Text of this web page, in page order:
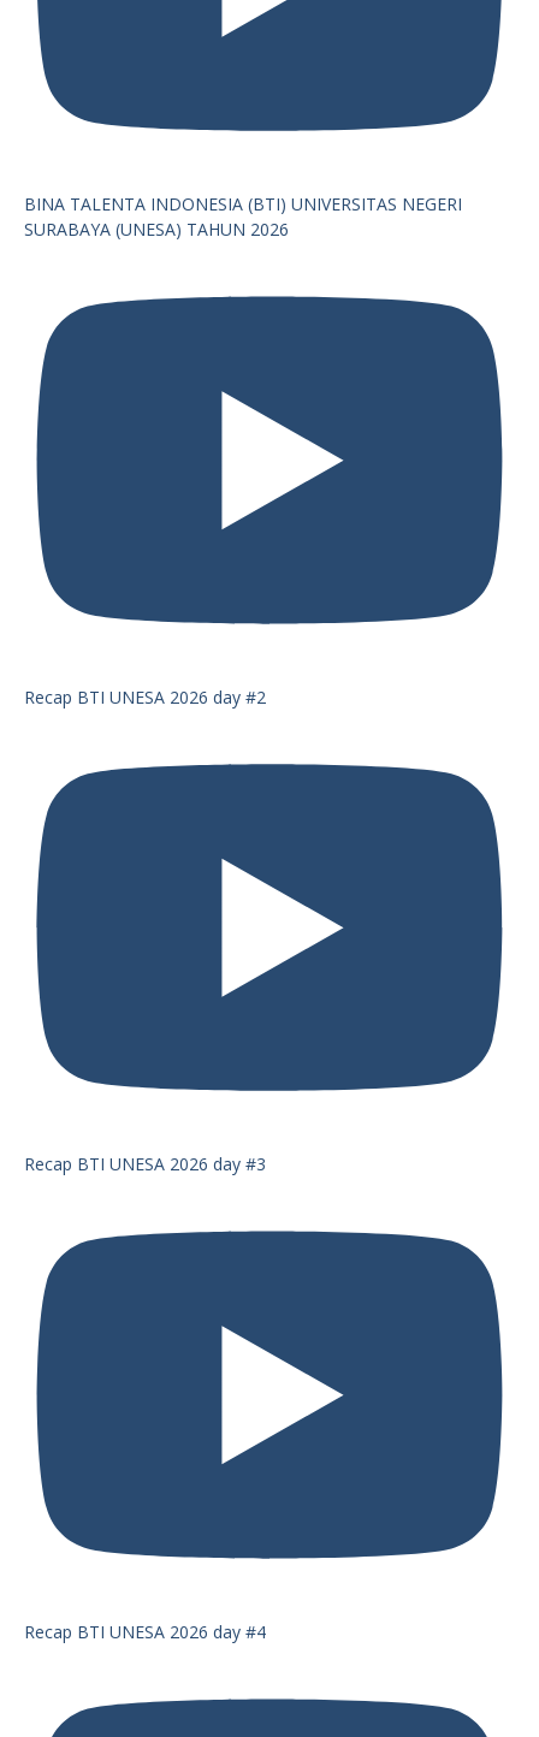
BINA TALENTA INDONESIA (BTI) UNIVERSITAS NEGERI
SURABAYA (UNESA) TAHUN 2026
Recap BTI UNESA 2026 day #2
Recap BTI UNESA 2026 day #3
Recap BTI UNESA 2026 day #4